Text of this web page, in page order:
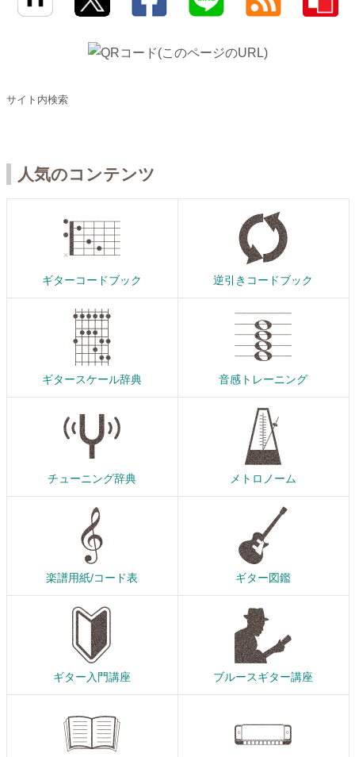
サイト内検索
人気のコンテンツ
ギターコードブック 逆引きコードブック
ギタースケール辞典 音感トレーニング
チューニング辞典 メトロノーム
楽譜用紙/コード表 ギター図鑑
ギター入門講座 ブルースギター講座